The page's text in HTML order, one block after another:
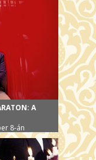
A
8-án